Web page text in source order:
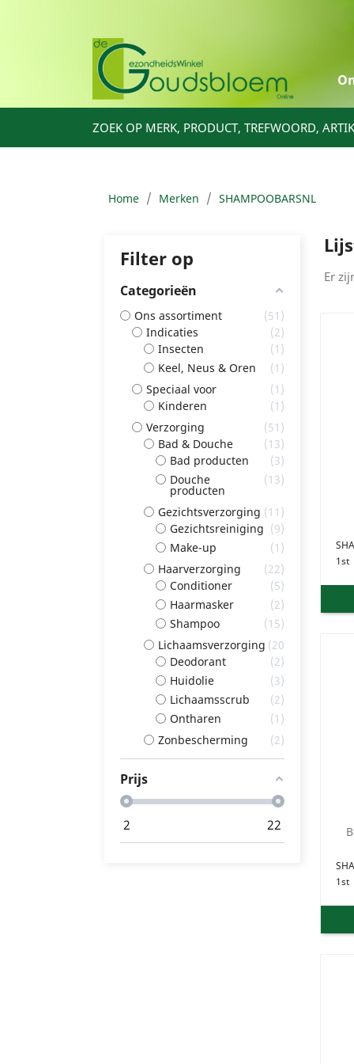
ZOEK OP MERK, PRODUCT, TREFWOORD,
Home Merken SHAMPOOBARSNL
Filter op
Categorieën
Ons assortiment
51
Indicaties
2
Insecten
1
Keel, Neus & Oren
1
Speciaal voor
1
Kinderen
1
Verzorging
51
Bad & Douche
13
Bad producten
3
Douche
producten
13
Gezichtsverzorging
11
Gezichtsreiniging
9
Make-up
1
Haarverzorging
22
Conditioner
5
Haarmasker
2
Shampoo
15
Lichaamsverzorging 20
Deodorant
2
Huidolie
3
Lichaamsscrub
2
Ontharen
1
Zonbescherming
2
Prijs
2 22
Er
1st
1st